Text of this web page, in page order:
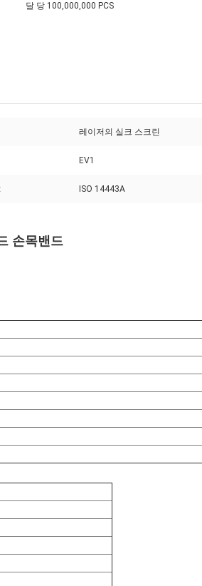
달 당 100,000,000 PCS
레이저의 실크 스크린
EV1
ISO 14443A
손목밴드